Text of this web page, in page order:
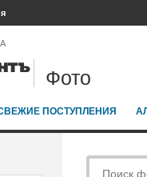
Фото
ПОСТУПЛЕНИЯ